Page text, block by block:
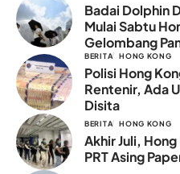
Badai Dolphin
Mulai Sabtu
Gelombang
BERITA HONG KONG
Polisi Hong
Rentenir, Ada
Disita
BERITA HONG KONG
Akhir Juli,
PRT Asing